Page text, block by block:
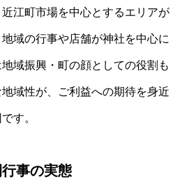
江町市場を中心とするエリアが
域の行事や店舗が神社を中心に
域振興・町の顔としての役割も
域性が、ご利益への期待を身近
す。
事の実態